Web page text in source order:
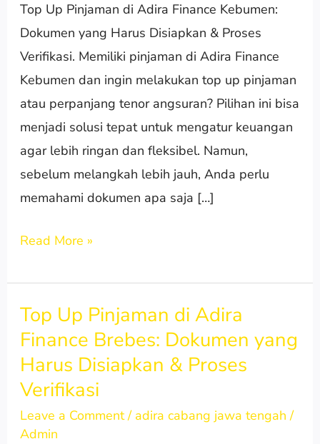
Top Up Pinjaman di Adira Finance Kebumen:
Dokumen yang Harus Disiapkan & Proses
Verifikasi. Memiliki pinjaman di Adira Finance
Kebumen dan ingin melakukan top up pinjaman
atau perpanjang tenor angsuran? Pilihan ini bisa
menjadi solusi tepat untuk mengatur keuangan
agar lebih ringan dan fleksibel. Namun,
sebelum melangkah lebih jauh, Anda perlu
memahami dokumen apa saja […]
Dokumen
yang
Harus
Disiapkan
&
Proses
Verifikasi
Read More »
Top Up Pinjaman di Adira
Finance Brebes: Dokumen yang
Harus Disiapkan & Proses
Verifikasi
Leave a Comment / adira cabang jawa tengah /
Admin
Top
Up
Pinjaman
di
Adira
Finance